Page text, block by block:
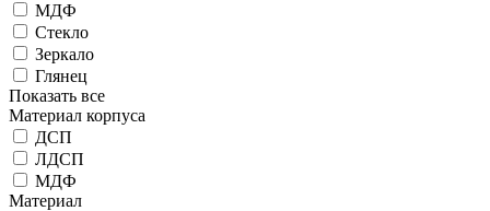
МДФ
Стекло
Зеркало
Глянец
Показать все
Материал корпуса
ДСП
ЛДСП
МДФ
Материал